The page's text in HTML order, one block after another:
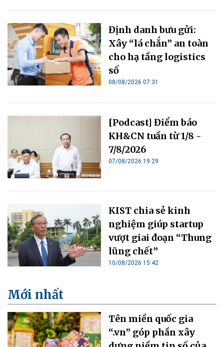
Định danh bưu gửi:
Xây “lá chắn” an toàn
cho hạ tầng logistics
số
08/08/2026 07:31
[Podcast] Điểm báo
KH&CN tuần từ 1/8 -
7/8/2026
07/08/2026 19:29
KIST chia sẻ kinh
nghiệm giúp startup
vượt giai đoạn “Thung
lũng chết”
10/08/2026 15:42
Mới nhất
Tên miền quốc gia
“.vn” góp phần xây